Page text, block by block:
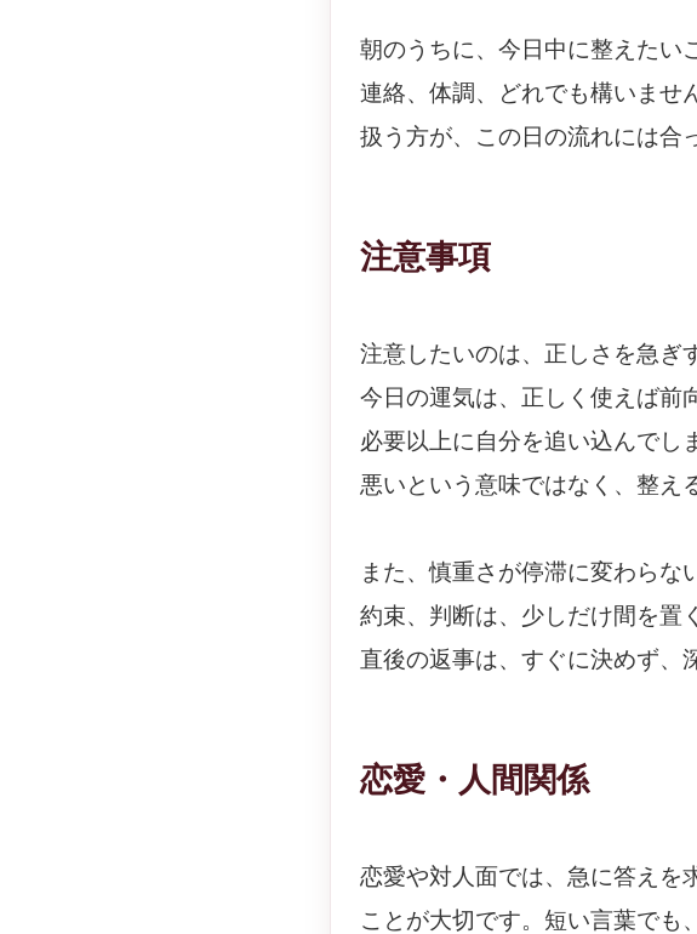
朝のうちに、今日中に整えたい
連絡、体調、どれでも構いませ
扱う方が、この日の流れには合
注意事項
注意したいのは、正しさを急ぎ
今日の運気は、正しく使えば前
必要以上に自分を追い込んでし
悪いという意味ではなく、整え
また、慎重さが停滞に変わらな
約束、判断は、少しだけ間を置
直後の返事は、すぐに決めず、
恋愛・人間関係
恋愛や対人面では、急に答えを
ことが大切です。短い言葉でも